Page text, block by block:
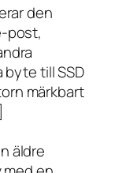
den
post,
byte till SSD
märkbart
äldre